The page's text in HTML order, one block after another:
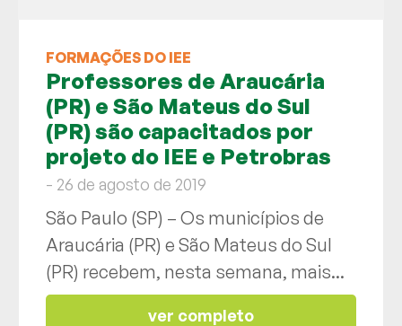
FORMAÇÕES DO IEE
Professores de Araucária
(PR) e São Mateus do Sul
(PR) são capacitados por
projeto do IEE e Petrobras
- 26 de agosto de 2019
São Paulo (SP) – Os municípios de
Araucária (PR) e São Mateus do Sul
(PR) recebem, nesta semana, mais...
ver completo